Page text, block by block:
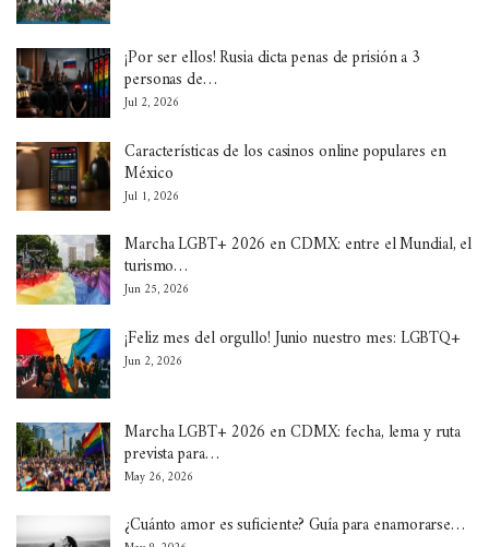
¡Por ser ellos! Rusia dicta penas de prisión a 3
personas de…
Jul 2, 2026
Características de los casinos online populares en
México
Jul 1, 2026
Marcha LGBT+ 2026 en CDMX: entre el Mundial, el
turismo…
Jun 25, 2026
¡Feliz mes del orgullo! Junio nuestro mes: LGBTQ+
Jun 2, 2026
Marcha LGBT+ 2026 en CDMX: fecha, lema y ruta
prevista para…
May 26, 2026
¿Cuánto amor es suficiente? Guía para enamorarse…